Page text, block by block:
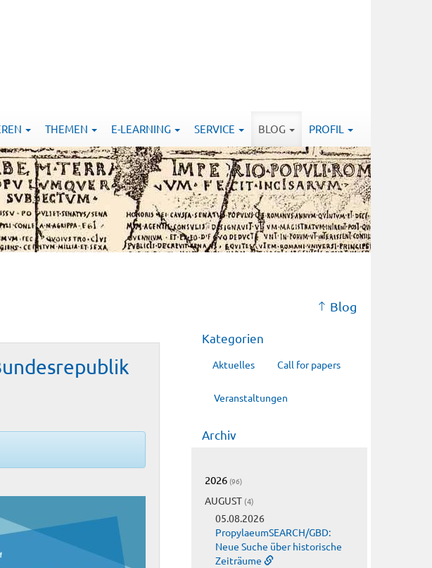
THEMEN E-LEARNING SERVICE BLOG PROFIL
Blog
Kategorien
Aktuelles Call for papers
Veranstaltungen
Archiv
2026 (96)
AUGUST (4)
05.08.2026
PropylaeumSEARCH/GBD:
Neue Suche über historische
Zeiträume